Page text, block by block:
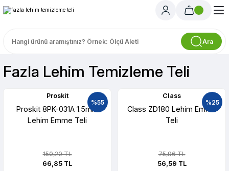
Ara
Fazla Lehim Temizleme Teli
%55
Proskit
Proskit 8PK-031A 1.5mm
Lehim Emme Teli
150,20 TL
66,85 TL
%25
Class
Class ZD180 Lehim Emme
Teli
75,96 TL
56,59 TL